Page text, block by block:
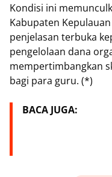
‎Kondisi ini
Kabupaten
penjelasan terbuka
pengelolaan dana
mempertimbangkan
bagi para guru. (*)
BACA JUGA: